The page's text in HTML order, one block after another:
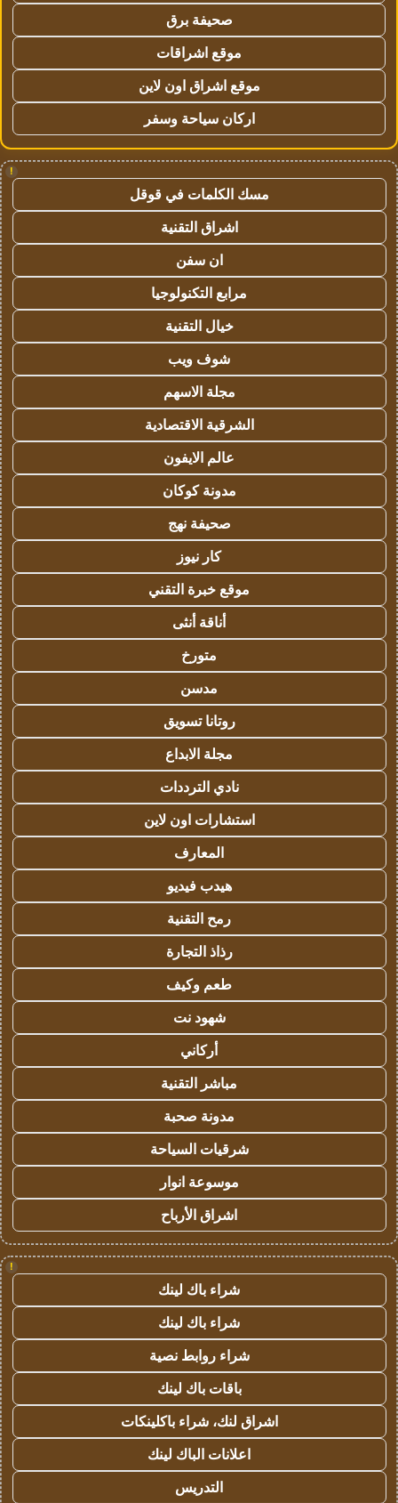
صحيفة برق
موقع اشراقات
موقع اشراق اون لاين
اركان سياحة وسفر
!
مسك الكلمات في قوقل
اشراق التقنية
ان سفن
مرابع التكنولوجيا
خيال التقنية
شوف ويب
مجلة الاسهم
الشرقية الاقتصادية
عالم الايفون
مدونة كوكان
صحيفة نهج
كار نيوز
موقع خبرة التقني
أناقة أنثى
متورخ
مدسن
روتانا تسويق
مجلة الابداع
نادي الترددات
استشارات اون لاين
المعارف
هيدب فيديو
رمح التقنية
رذاذ التجارة
طعم وكيف
شهود نت
أركاني
مباشر التقنية
مدونة صحبة
شرقيات السياحة
موسوعة انوار
اشراق الأرباح
!
شراء باك لينك
شراء باك لينك
شراء روابط نصية
باقات باك لينك
اشراق لنك، شراء باكلينكات
اعلانات الباك لينك
التدريس